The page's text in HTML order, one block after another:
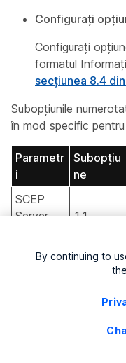
Configurați
Configurați
formatul
secțiunea 8.4
Subopțiunile
în mod specific
Parametr
i
Subopțiu
ne
SCEP
Server
11
Semnare
By continuing to